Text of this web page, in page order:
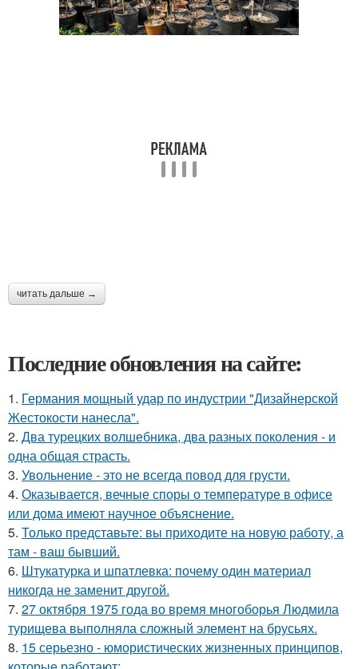
читать дальше →
Последние обновления на сайте:
1. Германия мощный удар по индустрии "Дизайнерской
Жестокости нанесла".
2. Два турецких волшебника, два разных поколения - и
одна общая страсть.
3. Увольнение - это не всегда повод для грусти.
4. Оказывается, вечные споры о температуре в офисе
или дома имеют научное объяснение.
5. Только представьте: вы приходите на новую работу, а
там - ваш бывший.
6. Штукатурка и шпатлевка: почему один материал
никогда не заменит другой.
7. 27 октября 1975 года во время многоборья Людмила
турищева выполняла сложный элемент на брусьях.
8. 15 серьезно - юмористических жизненных принципов,